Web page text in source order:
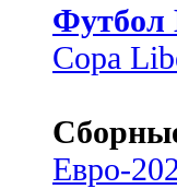
Футбол
Copa
Евро-